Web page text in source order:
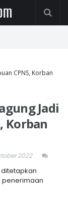
CPNS, Korban
Jadi
Korban
2022
ditetapkan
penerimaan